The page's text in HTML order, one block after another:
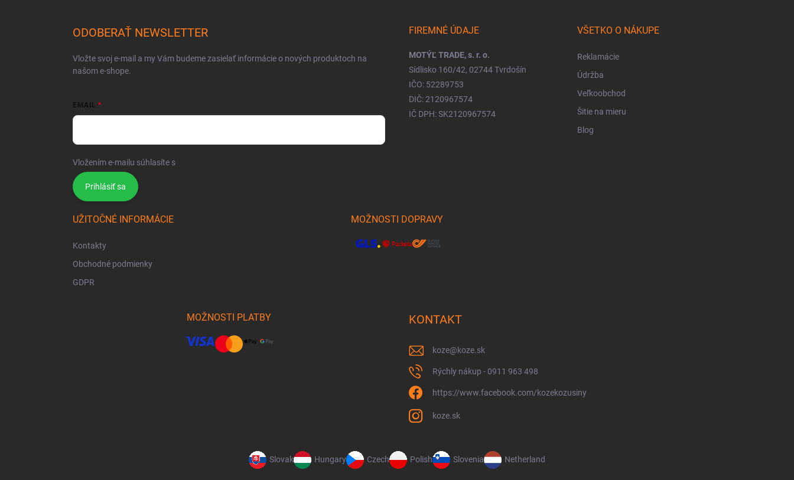
ODOBERAŤ NEWSLETTER
Vložte svoj e-mail a my Vám budeme zasielať informácie o nových produktoch na
našom e-shope.
EMAIL
Vložením e-mailu súhlasíte s
Prihlásiť sa
FIREMNÉ ÚDAJE
MOTÝĽ TRADE, s. r. o.
Sídlisko 160/42, 02744 Tvrdošín
IČO: 52289753
DIČ: 2120967574
IČ DPH: SK2120967574
VŠETKO O NÁKUPE
Reklamácie
Údržba
Veľkoobchod
Šitie na mieru
Blog
UŽITOČNÉ INFORMÁCIE
Kontakty
Obchodné podmienky
GDPR
MOŽNOSTI DOPRAVY
MOŽNOSTI PLATBY
Slovak Hungary Czech Polish Slovenia Netherland
KONTAKT
koze@koze.sk
Rýchly nákup - 0911 963 498
https://www.facebook.com/kozekozusiny
koze.sk